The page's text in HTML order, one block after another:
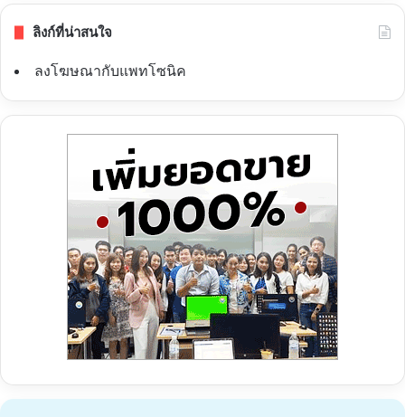
ลิงก์ที่น่าสนใจ
ลงโฆษณากับแพทโซนิค